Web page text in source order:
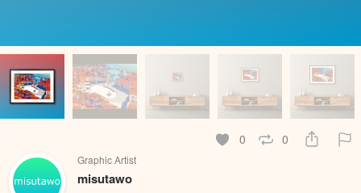
0 0
Graphic Artist
misutawo